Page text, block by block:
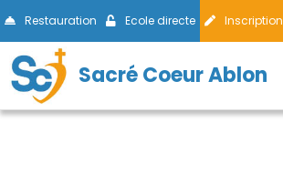
Restauration Ecole directe Inscription
Sacré Coeur Ablon